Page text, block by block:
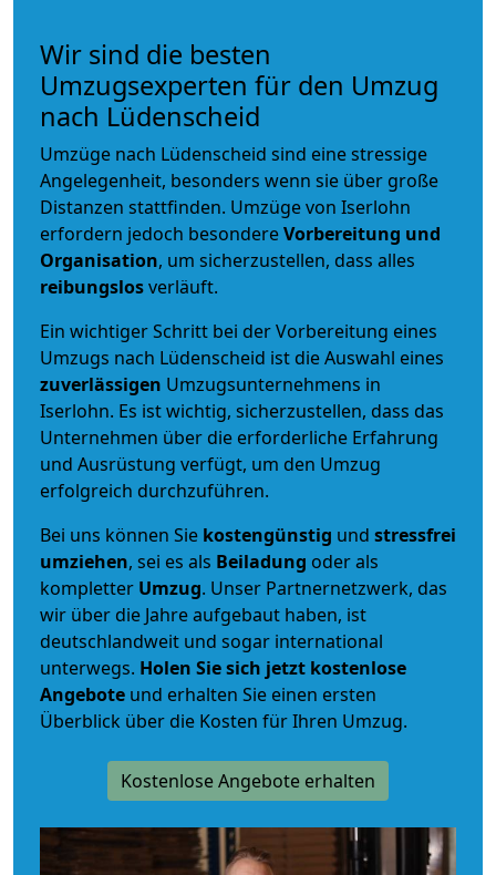
Wir sind die besten
Umzugsexperten für den Umzug
nach Lüdenscheid
Umzüge nach Lüdenscheid sind eine stressige
Angelegenheit, besonders wenn sie über große
Distanzen stattfinden. Umzüge von Iserlohn
erfordern jedoch besondereVorbereitung und
Organisation, um sicherzustellen, dass alles
reibungslosverläuft.
Ein wichtiger Schritt bei der Vorbereitung eines
Umzugs nach Lüdenscheid ist die Auswahl eines
zuverlässigen Umzugsunternehmens in
Iserlohn. Es ist wichtig, sicherzustellen, dass das
Unternehmen über die erforderliche Erfahrung
und Ausrüstung verfügt, um den Umzug
erfolgreich durchzuführen.
Bei uns können Sie kostengünstig und stressfrei
umziehen, sei es als Beiladung oder als
kompletter Umzug. Unser Partnernetzwerk, das
wir über die Jahre aufgebaut haben, ist
deutschlandweit und sogar international
unterwegs. Holen Sie sich jetzt kostenlose
Angebote und erhalten Sie einen ersten
Überblick über die Kosten für Ihren Umzug.
Kostenlose Angebote erhalten